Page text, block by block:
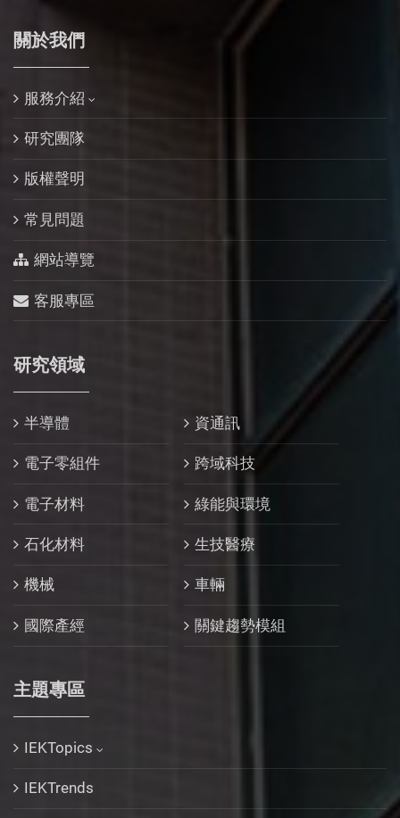
關於我們
服務介紹
研究團隊
版權聲明
常見問題
網站導覽
客服專區
研究領域
半導體 資通訊
電子零組件 跨域科技
電子材料 綠能與環境
石化材料 生技醫療
機械 車輛
國際產經 關鍵趨勢模組
主題專區
IEKTopics
IEKTrends